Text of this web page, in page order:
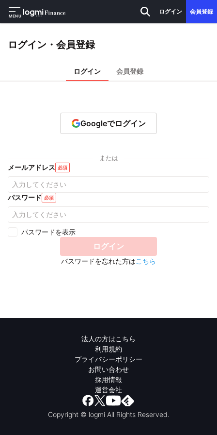
MENU
ログイン 会員登録
ログイン・会員登録
ログイン 会員登録
Googleでログイン
または
メールアドレス 必須
パスワード 必須
パスワードを表示
ログイン
パスワードを忘れた方はこちら
法人の方はこちら
利用規約
プライバシーポリシー
お問い合わせ
採用情報
運営会社
Copyright © logmi All Rights Reserved.